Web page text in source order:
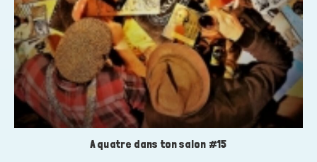
A quatre dans ton salon #15